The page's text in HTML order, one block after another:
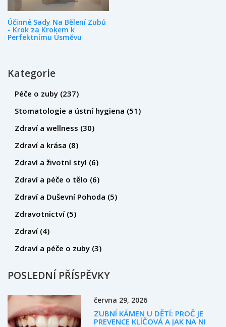
Účinné Sady Na Bělení Zubů
- Krok za Krokem k
Perfektnímu Úsměvu
Kategorie
Péče o zuby (237)
Stomatologie a ústní hygiena (51)
Zdraví a wellness (30)
Zdraví a krása (8)
Zdraví a životní styl (6)
Zdraví a péče o tělo (6)
Zdraví a Duševní Pohoda (5)
Zdravotnictví (5)
Zdraví (4)
Zdraví a péče o zuby (3)
POSLEDNÍ PŘÍSPĚVKY
června 29, 2026
ZUBNÍ KÁMEN U DĚTÍ: PROČ JE
PREVENCE KLÍČOVÁ A JAK NA NI